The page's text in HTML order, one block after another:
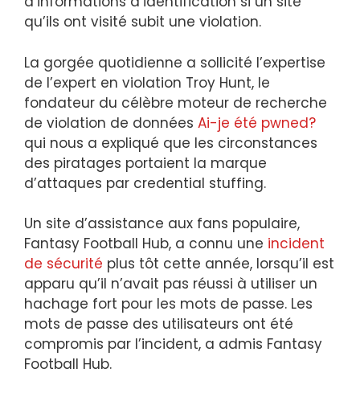
qu’ils ont visité subit une violation.
La gorgée quotidienne a sollicité l’expertise
de l’expert en violation Troy Hunt, le
fondateur du célèbre moteur de recherche
de violation de données Ai-je été pwned?
qui nous a expliqué que les circonstances
des piratages portaient la marque
d’attaques par credential stuffing.
Un site d’assistance aux fans populaire,
Fantasy Football Hub, a connu une incident
de sécurité plus tôt cette année, lorsqu’il est
apparu qu’il n’avait pas réussi à utiliser un
hachage fort pour les mots de passe. Les
mots de passe des utilisateurs ont été
compromis par l’incident, a admis Fantasy
Football Hub.